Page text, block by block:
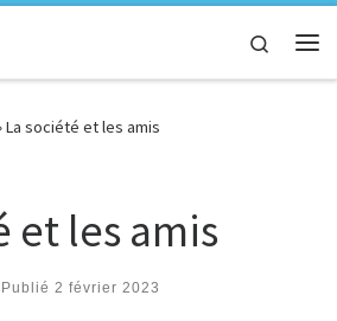
Search
La société et les amis
et les amis
Publié 2 février 2023